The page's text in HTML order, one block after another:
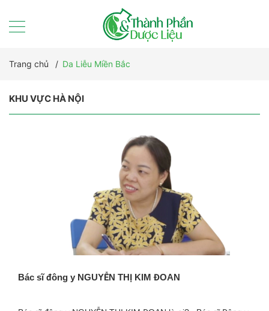
Trang chủ / Da Liễu Miền Bắc
KHU VỰC HÀ NỘI
Bác sĩ đông y NGUYỄN THỊ KIM ĐOAN